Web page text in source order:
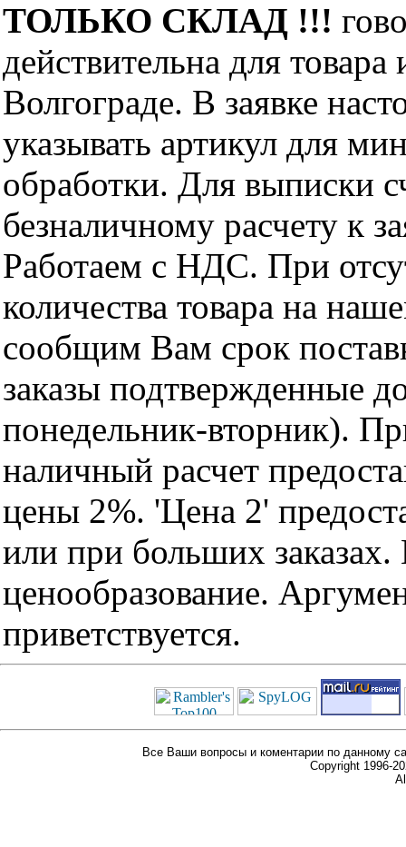
ТОЛЬКО СКЛАД !!!
действительна для
Волгограде. В заявке
указывать артикул для
обработки. Для выписки
безналичному расчету к
Работаем с НДС. При
количества товара на
сообщим Вам срок
заказы подтвержденные
понедельник-вторник).
наличный расчет
цены 2%. 'Цена 2'
или при больших
ценообразование.
приветствуется.
Все Ваши вопросы и коментарии по данному
Copyright 1996-